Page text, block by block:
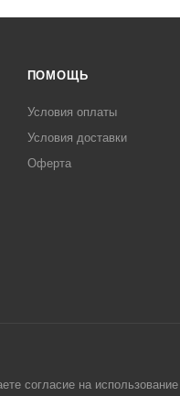
ПОМОЩЬ
Условия оплаты
Условия доставки
Оферта
согласие на